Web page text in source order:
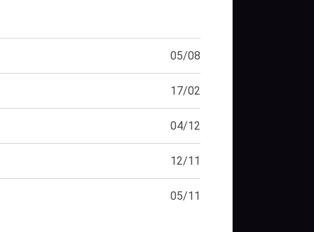
05/08
17/02
04/12
12/11
05/11